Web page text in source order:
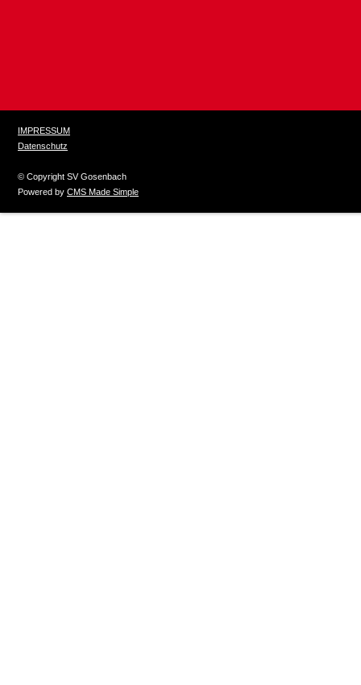
IMPRESSUM
Datenschutz
© Copyright SV Gosenbach
Powered by CMS Made Simple